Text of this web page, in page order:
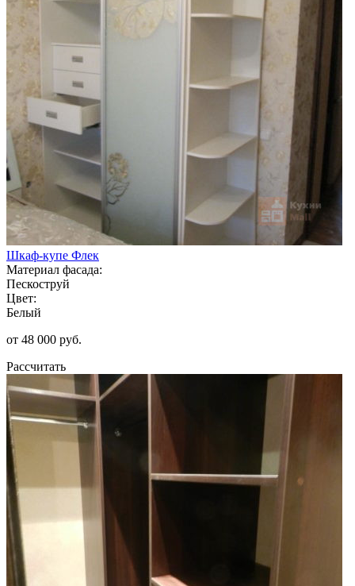
Шкаф-купе Флек
Материал фасада:
Пескоструй
Цвет:
Белый
от 48 000 руб.
Рассчитать